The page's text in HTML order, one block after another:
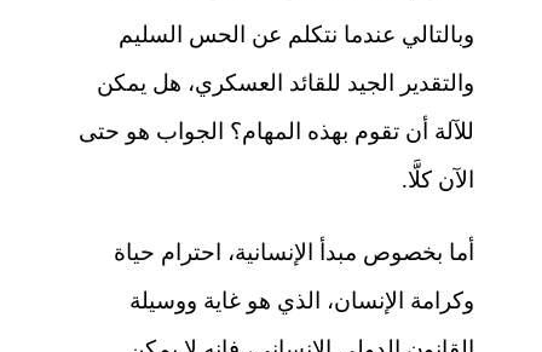
وبالتالي عندما نتكلم عن الحس السليم
والتقدير الجيد للقائد العسكري، هل يمكن
للآلة أن تقوم بهذه المهام؟ الجواب هو حتى
الآن كلَّا.
أما بخصوص مبدأ الإنسانية، احترام حياة
وكرامة الإنسان، الذي هو غاية ووسيلة